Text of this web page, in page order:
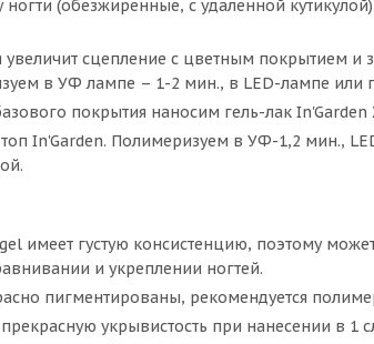
(обезжиренные, с удаленной
сцепление с цветным покрытием и
в УФ лампе – 1-2 мин., в LED-лампе или
покрытия наносим гель-лак In'Garden
In'Garden. Полимеризуем в УФ-1,2 мин.,
имеет густую консистенцию, поэтому
и укреплении ногтей.
пигментированы, рекомендуется
укрывистость при нанесении в 1